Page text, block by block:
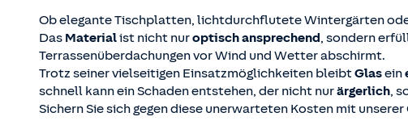
Ob elegante Tischplatten, lichtdurchflutete Wintergärten
Das Materialist nicht nuroptisch ansprechend, sondern
Terrassenüberdachungen vor Wind und Wetter abschirmt.
Trotz seiner vielseitigen Einsatzmöglichkeiten bleibtGlasein
schnell kann ein Schaden entstehen, der nicht nurärgerlich,
Sichern Sie sich gegen diese unerwarteten Kosten mit